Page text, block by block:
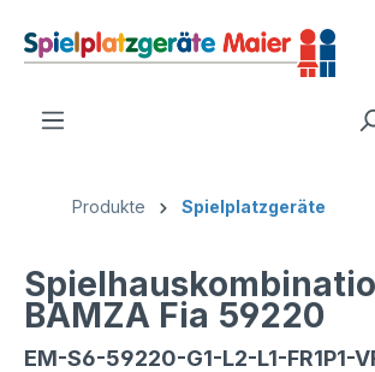
Produkte Spielplatzgeräte
BAMZA Fia 59220
EM-S6-59220-G1-L2-L1-FR1P1-